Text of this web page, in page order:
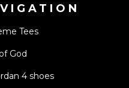
Tees
God
4 shoes